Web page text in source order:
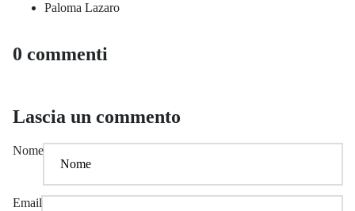
Paloma Lazaro
0 commenti
Lascia un commento
Nome
Email